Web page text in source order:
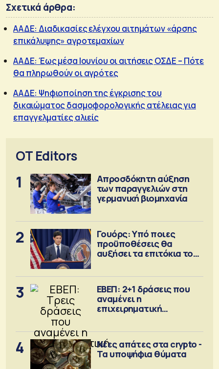
Σχετικά άρθρα:
ΑΑΔΕ: Διαδικασίες ελέγχου αιτημάτων «άρσης
επικάλυψης» αγροτεμαχίων
ΑΑΔΕ: Έως μέσα Ιουνίου οι αιτήσεις ΟΣΔΕ – Πότε
θα πληρωθούν οι αγρότες
ΑΑΔΕ: Ψηφιοποίηση της έγκρισης του
δικαιώματος δασμοφορολογικής ατέλειας για
επαγγελματίες αλιείς
OT Editors
1
Απροσδόκητη αύξηση
των παραγγελιών στη
γερμανική βιομηχανία
2
Γουόρς: Υπό ποιες
προϋποθέσεις θα
αυξήσει τα επιτόκια τον
3
ΕΒΕΠ: 2+1 δράσεις που
αναμένει η
επιχειρηματική
4
Νέες απάτες στα crypto -
Τα υποψήφια θύματα